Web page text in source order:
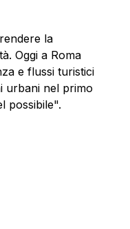
la
Oggi a Roma
e flussi turistici
urbani nel primo
possibile".